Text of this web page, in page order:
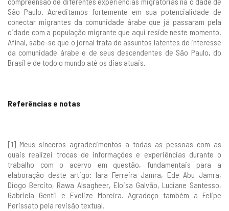
São Paulo. Acreditamos fortemente em sua potencialidade de
conectar migrantes da comunidade árabe que já passaram pela
cidade com a população migrante que aqui reside neste momento.
Afinal, sabe-se que o jornal trata de assuntos latentes de interesse
da comunidade árabe e de seus descendentes de São Paulo, do
Brasil e de todo o mundo até os dias atuais.
Referências e notas
[1] Meus sinceros agradecimentos a todas as pessoas com as
quais realizei trocas de informações e experiências durante o
trabalho com o acervo em questão, fundamentais para a
elaboração deste artigo: Iara Ferreira Jamra, Ede Abu Jamra,
Diogo Bercito, Rawa Alsagheer, Eloisa Galvão, Luciane Santesso,
Gabriela Gentil e Evelize Moreira. Agradeço também a Felipe
Perissato pela revisão textual.